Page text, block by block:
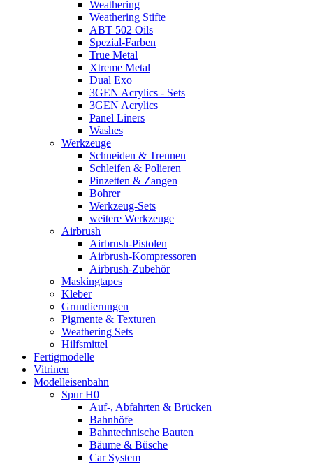
Weathering
Weathering Stifte
ABT 502 Oils
Spezial-Farben
True Metal
Xtreme Metal
Dual Exo
3GEN Acrylics - Sets
3GEN Acrylics
Panel Liners
Washes
Werkzeuge
Schneiden & Trennen
Schleifen & Polieren
Pinzetten & Zangen
Bohrer
Werkzeug-Sets
weitere Werkzeuge
Airbrush
Airbrush-Pistolen
Airbrush-Kompressoren
Airbrush-Zubehör
Maskingtapes
Kleber
Grundierungen
Pigmente & Texturen
Weathering Sets
Hilfsmittel
Fertigmodelle
Vitrinen
Modelleisenbahn
Spur H0
Auf-, Abfahrten & Brücken
Bahnhöfe
Bahntechnische Bauten
Bäume & Büsche
Car System